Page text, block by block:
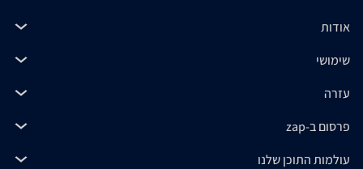
אודות
שימושי
עזרה
פרסום ב-zap
עולמות התוכן שלנו